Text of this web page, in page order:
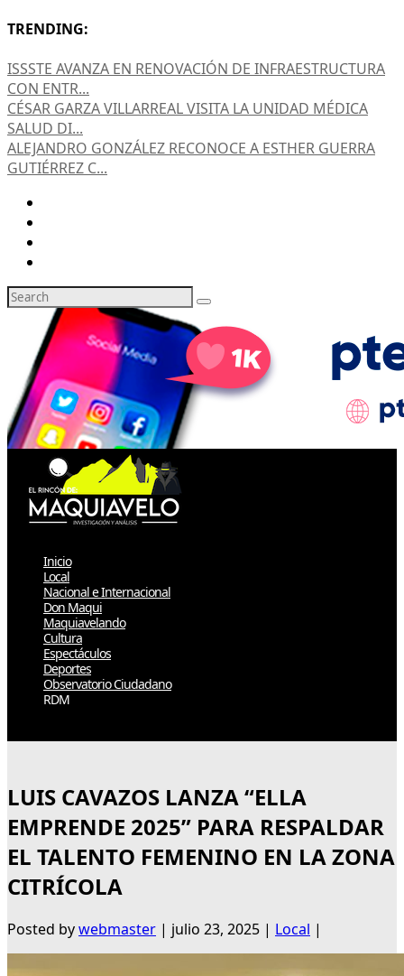
TRENDING:
ISSSTE AVANZA EN RENOVACIÓN DE INFRAESTRUCTURA
CON ENTR...
CÉSAR GARZA VILLARREAL VISITA LA UNIDAD MÉDICA
SALUD DI...
ALEJANDRO GONZÁLEZ RECONOCE A ESTHER GUERRA
GUTIÉRREZ C...
Inicio
Local
Nacional e Internacional
Don Maqui
Maquiavelando
Cultura
Espectáculos
Deportes
Observatorio Ciudadano
RDM
LUIS CAVAZOS LANZA “ELLA
EMPRENDE 2025” PARA RESPALDAR
EL TALENTO FEMENINO EN LA ZONA
CITRÍCOLA
Posted bywebmaster | julio 23, 2025 | Local |